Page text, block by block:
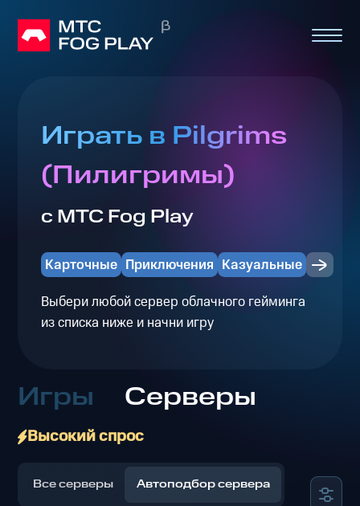
Играть в Pilgrims
(Пилигримы)
с МТС Fog Play
Карточные Приключения Казуальные
Выбери любой сервер облачного гейминга
из списка ниже и начни игру
Игры Серверы
Высокий спрос
Все серверы Автоподбор сервера